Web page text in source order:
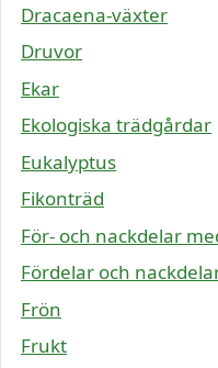
Dracaena-växter
Druvor
Ekar
Ekologiska trädgårdar
Eukalyptus
Fikonträd
För- och nackdelar
Fördelar och
Frön
Frukt